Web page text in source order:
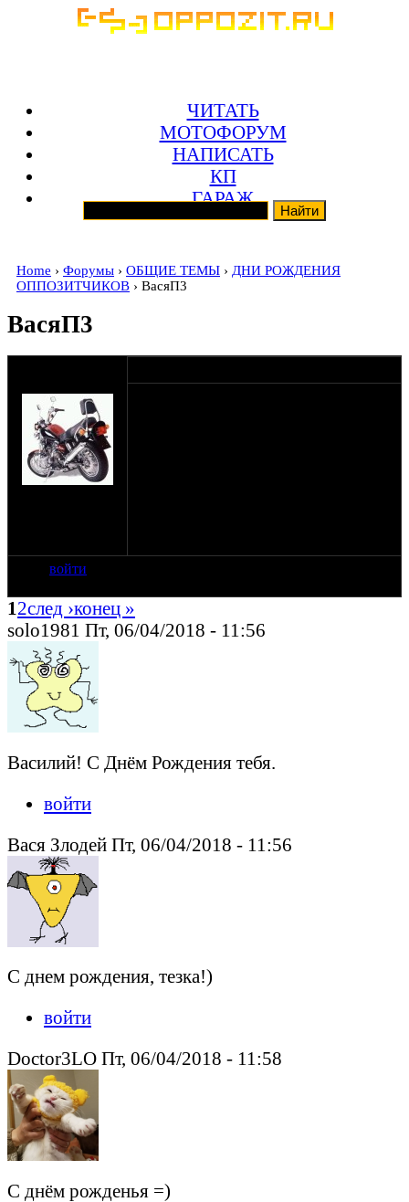
ЧИТАТЬ
МОТОФОРУМ
НАПИСАТЬ
КП
ГАРАЖ
Home › Форумы › ОБЩИЕ ТЕМЫ › ДНИ РОЖДЕНИЯ
ОППОЗИТЧИКОВ › ВасяП3
ВасяП3
войти
12след ›конец »
solo1981 Пт, 06/04/2018 - 11:56
Василий! С Днём Рождения тебя.
войти
Вася Злодей Пт, 06/04/2018 - 11:56
С днем рождения, тезка!)
войти
Doctor3LO Пт, 06/04/2018 - 11:58
С днём рожденья =)